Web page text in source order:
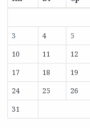
3
4 5
10
11 12
17
18 19
24
25 26
31